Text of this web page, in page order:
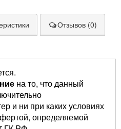
Отзывов (0)
на то, что данный
и ни при каких условиях
определяемой